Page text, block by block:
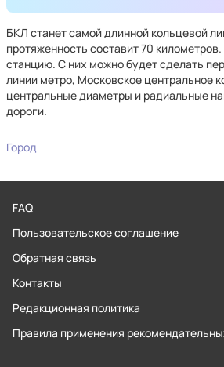
БКЛ станет самой длинной кольцевой
протяженность составит 70
станцию. С них можно будет сделать
линии метро, Московское центральное
центральные диаметры и радиальные
дороги.
Город
FAQ
Пользовательское соглашение
Обратная связь
Контакты
Редакционная политика
Правила применения